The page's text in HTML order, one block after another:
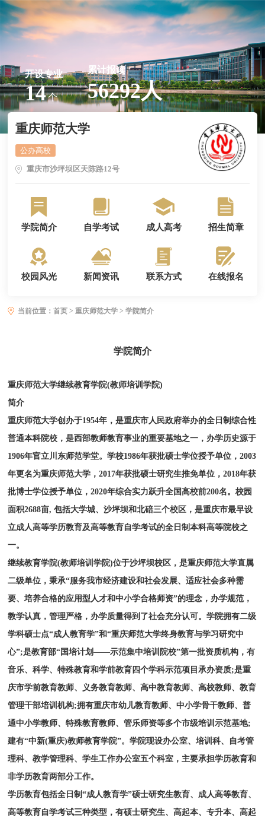
开设专业
14个
累计报读
56292人
重庆师范大学
公办高校
重庆市沙坪坝区天陈路12号
学院简介 自学考试 成人高考 招生简章
校园风光 新闻资讯 联系方式 在线报名
当前位置： 首页> 重庆师范大学> 学院简介
学院简介
重庆师范大学继续教育学院(教师培训学院)
简介
重庆师范大学创办于1954年，是重庆市人民政府举办的全日制综合性
普通本科院校，是西部教师教育事业的重要基地之一，办学历史源于
1906年官立川东师范学堂。学校1986年获批硕士学位授予单位，2003
年更名为重庆师范大学，2017年获批硕士研究生推免单位，2018年获
批博士学位授予单位，2020年综合实力跃升全国高校前200名。校园
面积2688亩, 包括大学城、沙坪坝和北碚三个校区，是重庆市最早设
立成人高等学历教育及高等教育自学考试的全日制本科高等院校之
一。
继续教育学院(教师培训学院)位于沙坪坝校区，是重庆师范大学直属
二级单位，秉承“服务我市经济建设和社会发展、适应社会多种需
要、培养合格的应用型人才和中小学合格师资”的理念，办学规范，
教学认真，管理严格，办学质量得到了社会充分认可。学院拥有二级
学科硕士点“成人教育学”和“重庆师范大学终身教育与学习研究中
心”;是教育部“国培计划——示范集中培训院校”第一批资质机构，有
音乐、科学、特殊教育和学前教育四个学科示范项目承办资质;是重
庆市学前教育教师、义务教育教师、高中教育教师、高校教师、教育
管理干部培训机构;拥有重庆市幼儿教育教师、中小学骨干教师、普
通中小学教师、特殊教育教师、管乐师资等多个市级培训示范基地;
建有“中新(重庆)教师教育学院”。学院现设办公室、培训科、自考管
理科、教学管理科、学生工作办公室五个科室，主要承担学历教育和
非学历教育两部分工作。
学历教育包括全日制“成人教育学”硕士研究生教育、成人高等教育、
高等教育自学考试三种类型，有硕士研究生、高起本、专升本、高起